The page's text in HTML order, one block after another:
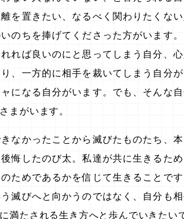
を置きたい、なるべく関わりたくな
のちを捧げてくださった方がいます
れば良いのにと思ってしまう自分、
、一方的に相手を裁いてしまう自分
になる自分がいます。でも、そんな
まがいます。
なかったことから滅びたものたち、
悔したのび太。私達が共に生きるた
ためであるかを信じて生きることで
滅びへと向かうのではなく、自分も
満たされる生き方へと歩んでいきたい